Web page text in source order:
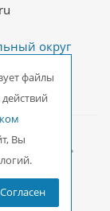
округ
«Глобус»
файлы
Вы
Согласен